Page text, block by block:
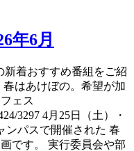
年6月
着おすすめ番組をご紹
はあけぼの。希望が加
ェス
3297 4月25日（土）・
ンパスで開催された 春
です。 実行委員会や部